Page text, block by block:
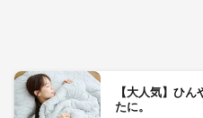
【大人気】ひ
たに。